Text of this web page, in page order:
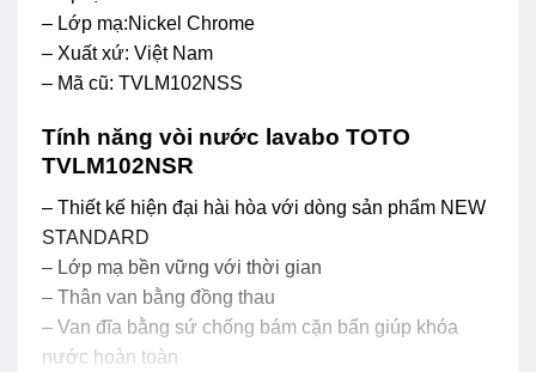
– Lớp mạ:Nickel Chrome
– Xuất xứ: Việt Nam
– Mã cũ: TVLM102NSS
Tính năng vòi nước lavabo TOTO
TVLM102NSR
– Thiết kế hiện đại hài hòa với dòng sản phẩm NEW
STANDARD
– Lớp mạ bền vững với thời gian
– Thân van bằng đồng thau
– Van đĩa bằng sứ chống bám cặn bẩn giúp khóa
nước hoàn toàn